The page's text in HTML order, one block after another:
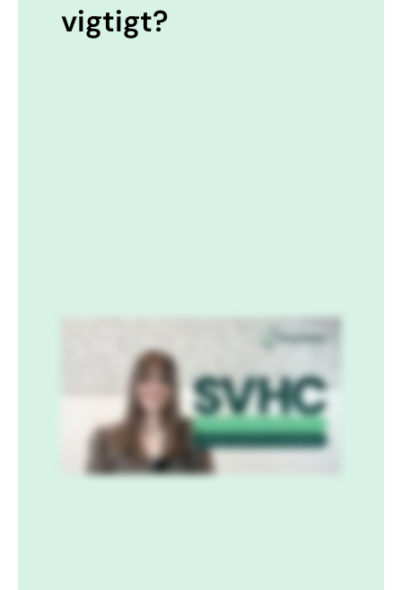
vigtigt?
kemiske stoffer, der er særligt bekymrende. Det er de såkaldte SVHC’er, og de stoffer bliver optaget på EKA’s kandidatliste. Hvis
stofferne på kandidatlisten vurderes at være særligt farlige, bliver de flyttet til godkendelses listen. Og hvis et stof figurerer på
restriktioner. Hvis I vil komme fremtidige restriktioner I forkøbet, er det en god at tjekke kandidatlisten og se, om I allerede nu kan
erstatte eventuelle stoffer, som I bruger, der er med på listen. På vores hjemmeside kan du læse mere om, hvordan vores løsning kan